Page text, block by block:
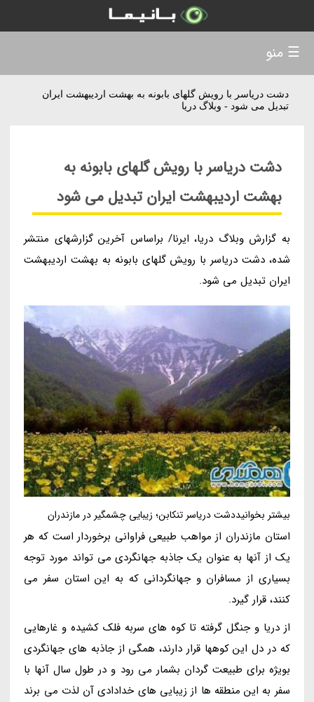
دشت دریاسر با رویش گلهای بابونه به بهشت اردیبهشت ایران
تبدیل می شود - وبلاگ دریا
دشت دریاسر با رویش گلهای بابونه به
بهشت اردیبهشت ایران تبدیل می شود
به گزارش وبلاگ دریا، ایرنا/ براساس آخرین گزارشهای منتشر
شده، دشت دریاسر با رویش گلهای بابونه به بهشت اردیبهشت
ایران تبدیل می شود.
بیشتر بخوانیددشت دریاسر تنکابن؛ زیبایی چشمگیر در مازندران
استان مازندران از مواهب طبیعی فراوانی برخوردار است که هر
یک از آنها به عنوان یک جاذبه جهانگردی می تواند مورد توجه
بسیاری از مسافران و جهانگردانی که به این استان سفر می
کنند، قرار گیرد.
از دریا و جنگل گرفته تا کوه های سربه فلک کشیده و غارهایی
که در دل این کوهها قرار دارند، همگی از جاذبه های جهانگردی
بویژه برای طبیعت گردان بشمار می رود و در طول سال آنها با
سفر به این منطقه ها از زیبایی های خدادادی آن لذت می برند
☰ منو